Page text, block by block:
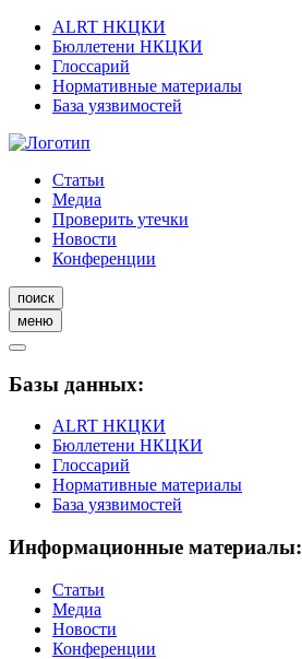
ALRT НКЦКИ
Бюллетени НКЦКИ
Глоссарий
Нормативные материалы
База уязвимостей
Статьи
Медиа
Проверить утечки
Новости
Конференции
поиск
меню
Базы данных:
ALRT НКЦКИ
Бюллетени НКЦКИ
Глоссарий
Нормативные материалы
База уязвимостей
Информационные материалы:
Статьи
Медиа
Новости
Конференции